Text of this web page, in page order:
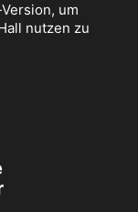
um
nutzen zu